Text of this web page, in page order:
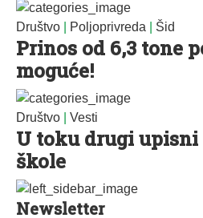
Društvo Poljoprivreda Šid
Prinos od 6,3 tone
moguće!
Društvo Vesti
U toku drugi
škole
Newsletter